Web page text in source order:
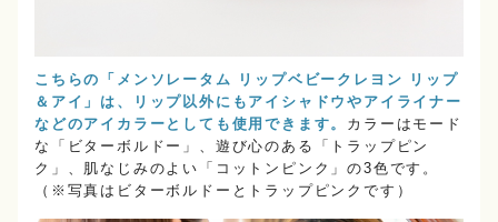
こちらの「メンソレータム リップベビークレヨン リップ
＆アイ」は、リップ以外にもアイシャドウやアイライナー
などのアイカラーとしても使用できます。 カラーはモード
な「ビターボルドー」、遊び心のある「トラップピン
ク」、肌なじみのよい「コットンピンク」の3色です。
（※写真はビターボルドーとトラップピンクです）